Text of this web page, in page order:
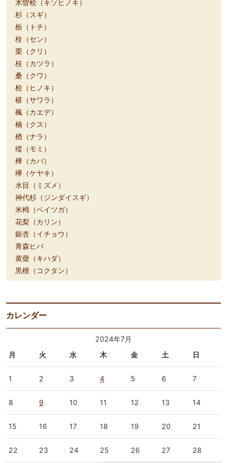
木曽桧（キソヒノキ）
杉（スギ）
栃（トチ）
栓（セン）
栗（クリ）
桂（カツラ）
桑（クワ）
桧（ヒノキ）
椹（サワラ）
楓（カエデ）
楠（クス）
楢（ナラ）
樅（モミ）
樺（カバ）
欅（ケヤキ）
水目（ミズメ）
神代杉（ジンダイスギ）
米栂（ベイツガ）
花梨（カリン）
銀杏（イチョウ）
青森ヒバ
黄蘗（キハダ）
黒檀（コクタン）
カレンダー
2024年7月
月
火 水 木 金 土 日
1 2 3 4 5 6 7
8 9 10 11 12 13 14
15 16 17 18 19 20 21
22 23 24 25 26 27 28